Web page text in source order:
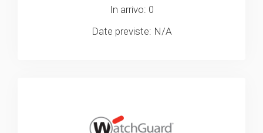
In arrivo: 0
Date previste: N/A